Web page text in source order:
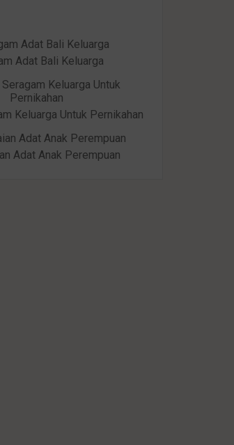
Adat Bali Keluarga
Keluarga Untuk Pernikahan
Adat Anak Perempuan